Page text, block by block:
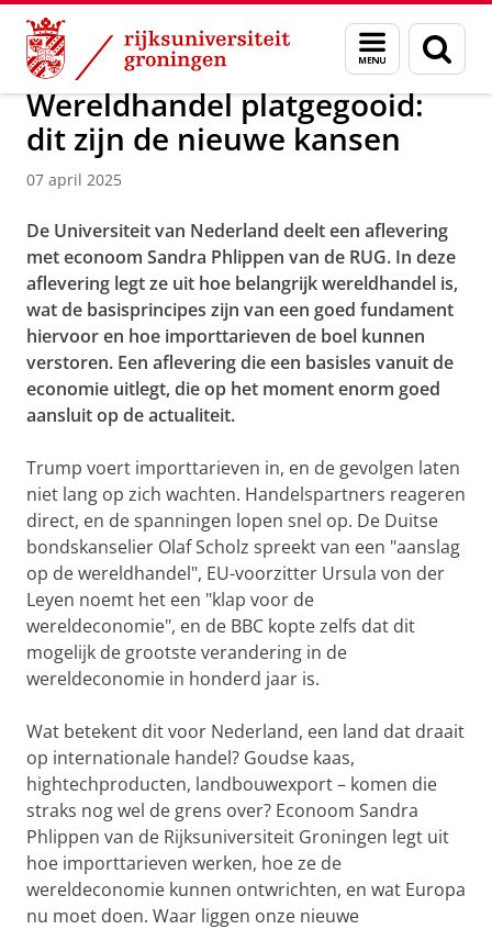
Skip
Content
Skip
Navigation
Menu
en
zoeken
Over ons Actueel Nieuws
Wereldhandel platgegooid:
dit zijn de nieuwe kansen
07 april 2025
De Universiteit van Nederland deelt een aflevering
met econoom Sandra Phlippen van de RUG. In deze
aflevering legt ze uit hoe belangrijk wereldhandel is,
wat de basisprincipes zijn van een goed fundament
hiervoor en hoe importtarieven de boel kunnen
verstoren. Een aflevering die een basisles vanuit de
economie uitlegt, die op het moment enorm goed
aansluit op de actualiteit.
Trump voert importtarieven in, en de gevolgen laten
niet lang op zich wachten. Handelspartners reageren
direct, en de spanningen lopen snel op. De Duitse
bondskanselier Olaf Scholz spreekt van een "aanslag
op de wereldhandel", EU-voorzitter Ursula von der
Leyen noemt het een "klap voor de
wereldeconomie", en de BBC kopte zelfs dat dit
mogelijk de grootste verandering in de
wereldeconomie in honderd jaar is.
Wat betekent dit voor Nederland, een land dat draait
op internationale handel? Goudse kaas,
hightechproducten, landbouwexport – komen die
straks nog wel de grens over? Econoom Sandra
Phlippen van de Rijksuniversiteit Groningen legt uit
hoe importtarieven werken, hoe ze de
wereldeconomie kunnen ontwrichten, en wat Europa
nu moet doen. Waar liggen onze nieuwe